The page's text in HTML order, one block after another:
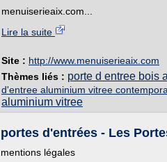
menuiserieaix.com...
Lire la suite
Site : http://www.menuiserieaix.com
Thèmes liés : porte d entree bois
d'entree aluminium vitree
aluminium vitree
portes d'entrées - Les
mentions légales